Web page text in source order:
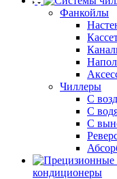
Фанкойлы
Чиллеры
С
С
С
кондиционеры